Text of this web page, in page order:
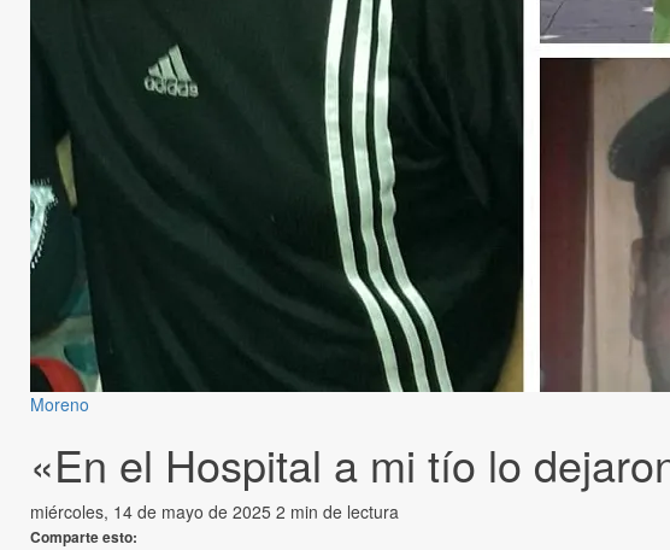
Moreno
«En el Hospital a mi tío lo
miércoles, 14 de mayo de 2025 2 min de lectura
Comparte esto: